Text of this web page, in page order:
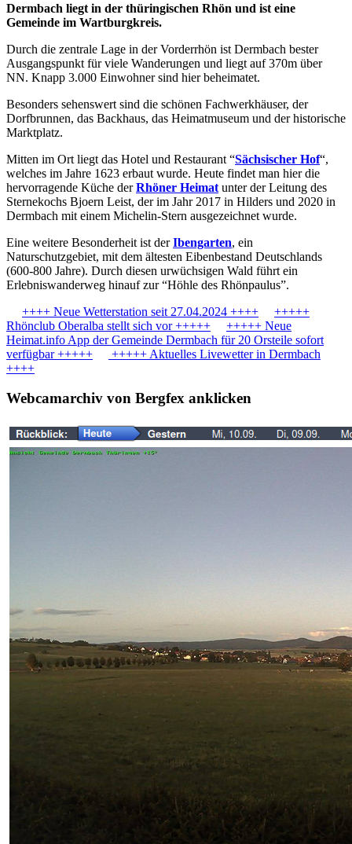
Dermbach liegt in der thüringischen Rhön und ist eine
Gemeinde im Wartburgkreis.
Durch die zentrale Lage in der Vorderrhön ist Dermbach bester
Ausgangspunkt für viele Wanderungen und liegt auf 370m über
NN. Knapp 3.000 Einwohner sind hier beheimatet.
Besonders sehenswert sind die schönen Fachwerkhäuser, der
Dorfbrunnen, das Backhaus, das Heimatmuseum und der historische
Marktplatz.
Mitten im Ort liegt das Hotel und Restaurant “Sächsischer Hof“,
welches im Jahre 1623 erbaut wurde. Heute findet man hier die
hervorragende Küche derRhöner Heimat unter der Leitung des
Sternekochs Bjoern Leist, der im Jahr 2017 in Hilders und 2020 in
Dermbach mit einem Michelin-Stern ausgezeichnet wurde.
Eine weitere Besonderheit ist derIbengarten, ein
Naturschutzgebiet, mit dem ältesten Eibenbestand Deutschlands
(600-800 Jahre). Durch diesen urwüchsigen Wald führt ein
Erlebniswanderweg hinauf zur “Höhle des Rhönpaulus”.
++++ Neue Wetterstation seit 27.04.2024 ++++
+++++
Rhönclub Oberalba stellt sich vor +++++
+++++ Neue
Heimat.info App der Gemeinde Dermbach für 20 Orsteile sofort
verfügbar +++++
+++++ Aktuelles Livewetter in Dermbach
++++
Webcamarchiv von Bergfex anklicken